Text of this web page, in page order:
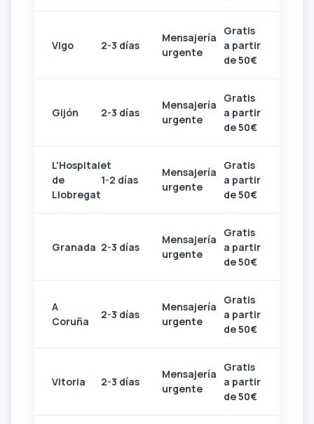
Vigo 2-3 días
Mensajería
urgente
Gratis
a partir
de 50€
Gijón 2-3 días
Mensajería
urgente
Gratis
a partir
de 50€
L'Hospitalet
de
Llobregat
1-2 días
Mensajería
urgente
Gratis
a partir
de 50€
Granada 2-3 días
Mensajería
urgente
Gratis
a partir
de 50€
A
Coruña
2-3 días
Mensajería
urgente
Gratis
a partir
de 50€
Vitoria 2-3 días
Mensajería
urgente
Gratis
a partir
de 50€